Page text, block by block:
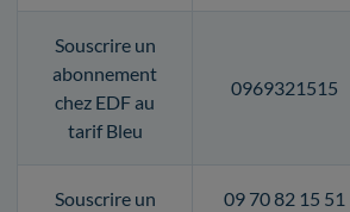
Souscrire un
abonnement
chez EDF au
tarif Bleu
0969321515
Souscrire un
09 70 82 15 51